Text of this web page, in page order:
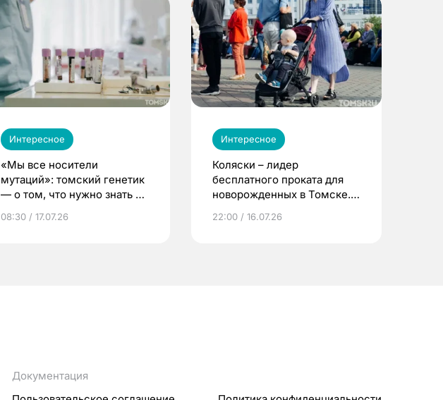
Интересное
«Мы все носители
мутаций»: томский генетик
— о том, что нужно знать до
08:30 / 17.07.26
Интересное
Коляски – лидер
бесплатного проката для
новорожденных в Томске.
22:00 / 16.07.26
Документация